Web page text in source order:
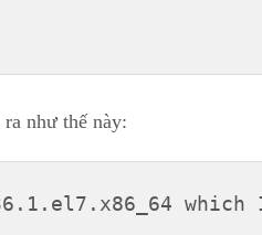
như thế này:
which